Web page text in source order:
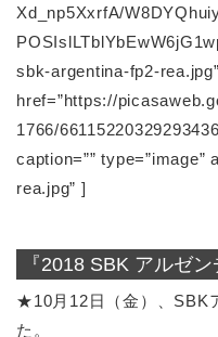
Xd_np5XxrfA/
sbk-argentina-fp2-rea.jpg”
href=”https://
1766/
caption=””
rea.jpg” ]
『2018 SBK アルゼ
★10月12日（金）、SBK
た。